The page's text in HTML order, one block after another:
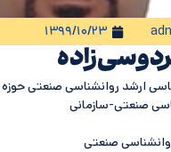
۱۳۹۹/۱۰/۲۳
ارشد روانشناسی صنعتی
صنعتی-سازمانی
صنعتی